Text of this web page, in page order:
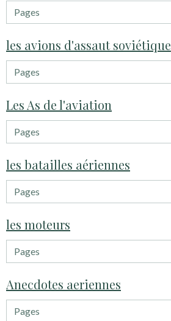
les avions d'assaut soviétique
Les As de l'aviation
les batailles aériennes
les moteurs
Anecdotes aeriennes